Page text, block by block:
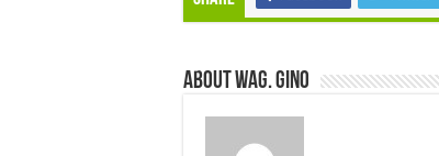
About wag. gino